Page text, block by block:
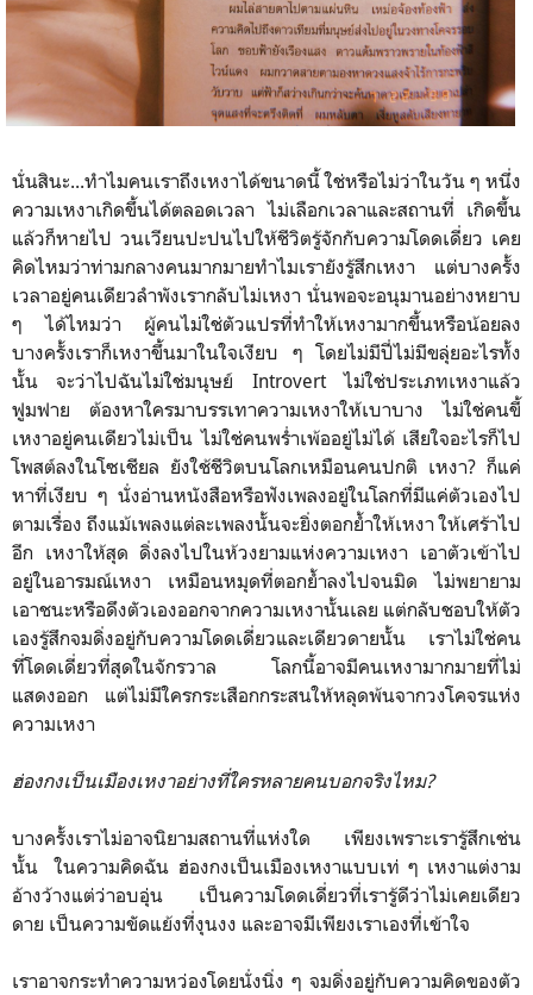
นั่นสินะ...ทำไมคนเราถึงเหงาได้ขนาดนี้ ใช่หรือไม่ว่าในวัน ๆ หนึ่ง
ความเหงาเกิดขึ้นได้ตลอดเวลา ไม่เลือกเวลาและสถานที่ เกิดขึ้น
แล้วก็หายไป วนเวียนปะปนไปให้ชีวิตรู้จักกับความโดดเดี่ยว เคย
คิดไหมว่าท่ามกลางคนมากมายทำไมเรายังรู้สึกเหงา แต่บางครั้ง
เวลาอยู่คนเดียวลำพังเรากลับไม่เหงา นั่นพอจะอนุมานอย่างหยาบ
ๆ ได้ไหมว่า ผู้คนไม่ใช่ตัวแปรที่ทำให้เหงามากขึ้นหรือน้อยลง
บางครั้งเราก็เหงาขึ้นมาในใจเงียบ ๆ โดยไม่มีปี่ไม่มีขลุ่ยอะไรทั้ง
นั้น จะว่าไปฉันไม่ใช่มนุษย์ Introvert ไม่ใช่ประเภทเหงาแล้ว
ฟูมฟาย ต้องหาใครมาบรรเทาความเหงาให้เบาบาง ไม่ใช่คนขี้
เหงาอยู่คนเดียวไม่เป็น ไม่ใช่คนพร่ำเพ้ออยู่ไม่ได้ เสียใจอะไรก็ไป
โพสต์ลงในโซเชียล ยังใช้ชีวิตบนโลกเหมือนคนปกติ เหงา? ก็แค่
หาที่เงียบ ๆ นั่งอ่านหนังสือหรือฟังเพลงอยู่ในโลกที่มีแค่ตัวเองไป
ตามเรื่อง ถึงแม้เพลงแต่ละเพลงนั้นจะยิ่งตอกย้ำให้เหงา ให้เศร้าไป
อีก เหงาให้สุด ดิ่งลงไปในห้วงยามแห่งความเหงา เอาตัวเข้าไป
อยู่ในอารมณ์เหงา เหมือนหมุดที่ตอกย้ำลงไปจนมิด ไม่พยายาม
เอาชนะหรือดึงตัวเองออกจากความเหงานั้นเลย แต่กลับชอบให้ตัว
เองรู้สึกจมดิ่งอยู่กับความโดดเดี่ยวและเดียวดายนั้น เราไม่ใช่คน
ที่โดดเดี่ยวที่สุดในจักรวาล โลกนี้อาจมีคนเหงามากมายที่ไม่
แสดงออก แต่ไม่มีใครกระเสือกกระสนให้หลุดพ้นจากวงโคจรแห่ง
ความเหงา
ฮ่องกงเป็นเมืองเหงาอย่างที่ใครหลายคนบอกจริงไหม?
บางครั้งเราไม่อาจนิยามสถานที่แห่งใด เพียงเพราะเรารู้สึกเช่น
นั้น ในความคิดฉัน ฮ่องกงเป็นเมืองเหงาแบบเท่ ๆ เหงาแต่งาม
อ้างว้างแต่ว่าอบอุ่น เป็นความโดดเดี่ยวที่เรารู้ดีว่าไม่เคยเดียว
ดาย เป็นความขัดแย้งที่งุนงง และอาจมีเพียงเราเองที่เข้าใจ
เราอาจกระทำความหว่องโดยนั่งนิ่ง ๆ จมดิ่งอยู่กับความคิดของตัว